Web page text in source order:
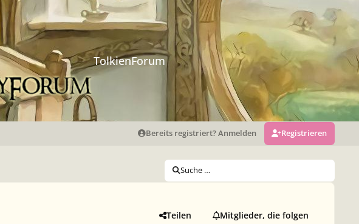
TolkienForum
Bereits registriert? Anmelden Registrieren
Suche …
Teilen Mitglieder, die folgen